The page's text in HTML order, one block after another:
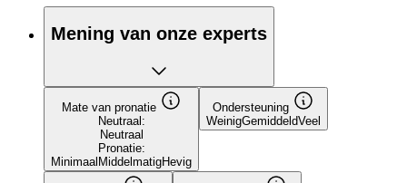
Mening van onze experts
Mate van pronatie
Neutraal:
Neutraal
Pronatie:
MinimaalMiddelmatigHevig
Ondersteuning
WeinigGemiddeldVeel